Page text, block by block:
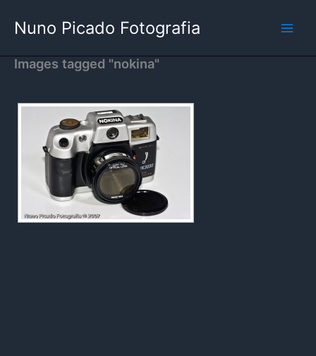
Nuno Picado Fotografia
Images tagged "nokina"